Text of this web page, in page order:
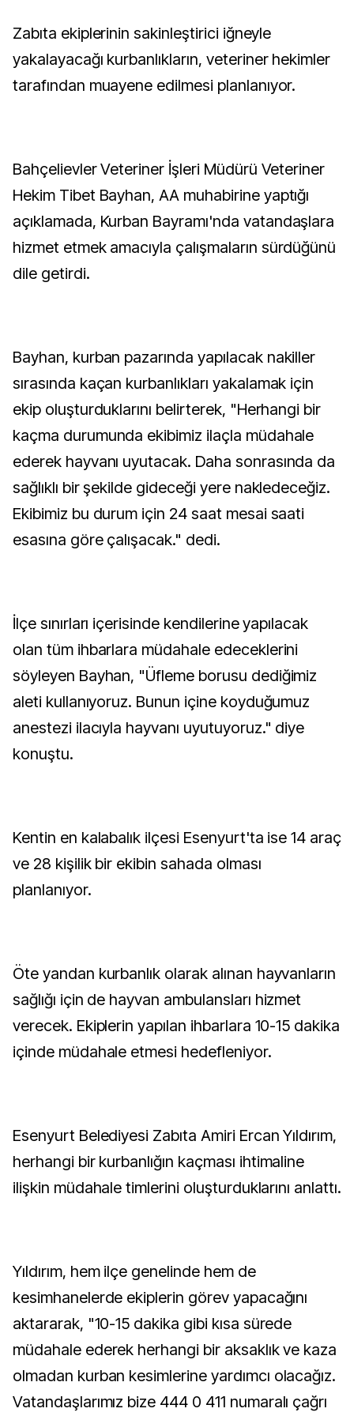
Zabıta ekiplerinin sakinleştirici iğneyle
yakalayacağı kurbanlıkların, veteriner hekimler
tarafından muayene edilmesi planlanıyor.
Bahçelievler Veteriner İşleri Müdürü Veteriner
Hekim Tibet Bayhan, AA muhabirine yaptığı
açıklamada, Kurban Bayramı'nda vatandaşlara
hizmet etmek amacıyla çalışmaların sürdüğünü
dile getirdi.
Bayhan, kurban pazarında yapılacak nakiller
sırasında kaçan kurbanlıkları yakalamak için
ekip oluşturduklarını belirterek, "Herhangi bir
kaçma durumunda ekibimiz ilaçla müdahale
ederek hayvanı uyutacak. Daha sonrasında da
sağlıklı bir şekilde gideceği yere nakledeceğiz.
Ekibimiz bu durum için 24 saat mesai saati
esasına göre çalışacak." dedi.
İlçe sınırları içerisinde kendilerine yapılacak
olan tüm ihbarlara müdahale edeceklerini
söyleyen Bayhan, "Üfleme borusu dediğimiz
aleti kullanıyoruz. Bunun içine koyduğumuz
anestezi ilacıyla hayvanı uyutuyoruz." diye
konuştu.
Kentin en kalabalık ilçesi Esenyurt'ta ise 14 araç
ve 28 kişilik bir ekibin sahada olması
planlanıyor.
Öte yandan kurbanlık olarak alınan hayvanların
sağlığı için de hayvan ambulansları hizmet
verecek. Ekiplerin yapılan ihbarlara 10-15 dakika
içinde müdahale etmesi hedefleniyor.
Esenyurt Belediyesi Zabıta Amiri Ercan Yıldırım,
herhangi bir kurbanlığın kaçması ihtimaline
ilişkin müdahale timlerini oluşturduklarını anlattı.
Yıldırım, hem ilçe genelinde hem de
kesimhanelerde ekiplerin görev yapacağını
aktararak, "10-15 dakika gibi kısa sürede
müdahale ederek herhangi bir aksaklık ve kaza
olmadan kurban kesimlerine yardımcı olacağız.
Vatandaşlarımız bize 444 0 411 numaralı çağrı